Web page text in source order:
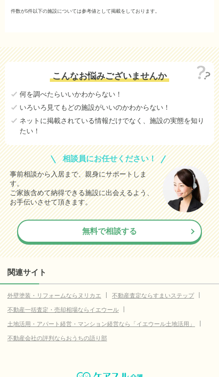
名古屋市西区
16.9
名古屋市中川区 5.9
2.5
名古屋市南区
丹羽郡扶桑町
刈谷市(参考値) 71.2万円
半田市(参考値) 353.3万円
名古屋市中区(参考値) 670.7
名古屋市中村区(参考値) 312.7万円
名古屋市名東区(参考値) 264.2万円
名古屋市昭和区 253.3万円
名古屋市東区(参考値) 27.9万円
名古屋市熱田区
名古屋市瑞穂区(参考値) 227.3
尾張旭市 (参考値) 137.0
日進市(参考値)
件数が5件以下の施設については参考値として掲載をしております。
こんなお悩みございませんか
何を調べたらいいかわからない！
いろいろ見てもどの施設がいいのかわからない！
ネットに掲載されている情報だけでなく、施設の実態を知り
たい！
相談員にお任せください！
事前相談から入居まで、親身にサポートしま
す。
ご家族含めて納得できる施設に出会えるよう、
お手伝いさせて頂きます。
無料で相談する
関連サイト
外壁塗装・リフォームならヌリカエ
不動産査定ならすまいステップ
不動産一括査定・売却相場ならイエウール
土地活用・アパート経営・マンション経営なら「イエウール土地活用」
不動産会社の評判ならおうちの語り部